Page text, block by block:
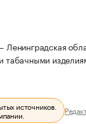
источников.